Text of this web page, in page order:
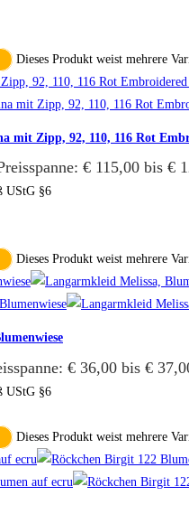
Dieses Produkt weist mehrere
mit Zipp, 92, 110, 116 Rot
€ 115,00 bis €
UStG §6
Dieses Produkt weist mehrere
€ 36,00 bis €
UStG §6
Dieses Produkt weist mehrere